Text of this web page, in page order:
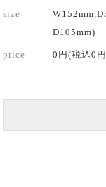
size
D105mm)
price 0円(税込0